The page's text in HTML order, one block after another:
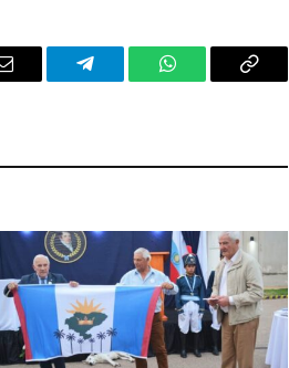
Email Telegram WhatsAppCopy